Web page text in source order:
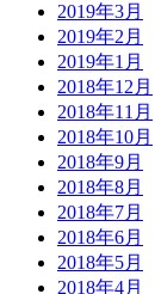
2019年3月
2019年2月
2019年1月
2018年12月
2018年11月
2018年10月
2018年9月
2018年8月
2018年7月
2018年6月
2018年5月
2018年4月